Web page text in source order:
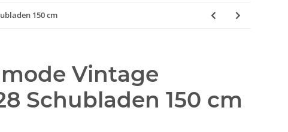
150 cm
Vintage
Schubladen 150 cm